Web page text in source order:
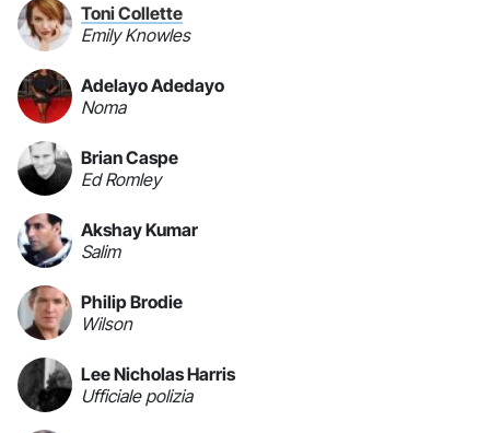
Toni Collette
Emily Knowles
Adelayo Adedayo
Noma
Brian Caspe
Ed Romley
Akshay Kumar
Salim
Philip Brodie
Wilson
Lee Nicholas Harris
Ufficiale polizia